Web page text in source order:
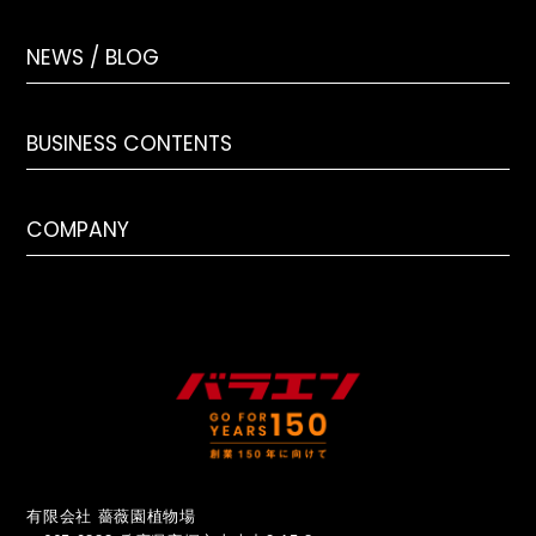
NEWS / BLOG
BUSINESS CONTENTS
COMPANY
有限会社 薔薇園植物場